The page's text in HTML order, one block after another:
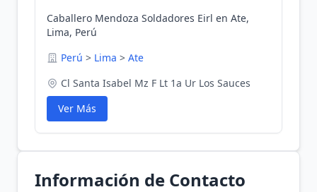
Caballero Mendoza Soldadores Eirl en Ate,
Lima, Perú
Perú > Lima > Ate
Cl Santa Isabel Mz F Lt 1a Ur Los Sauces
Ver Más
Información de Contacto